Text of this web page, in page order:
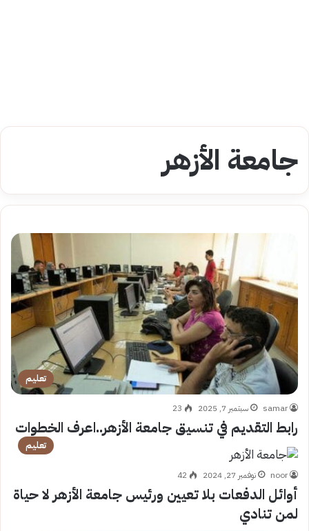
جامعة الأزهر
تعليم
samar سبتمبر 7, 2025 23
رابط التقديم في تنسيق جامعة الأزهر..اعرف الخطوات
تعليم
noor نوفمبر 27, 2024 42
أوائل الدفعات بلا تعيين ورئيس جامعة الأزهر لا حياة
لمن تنادي